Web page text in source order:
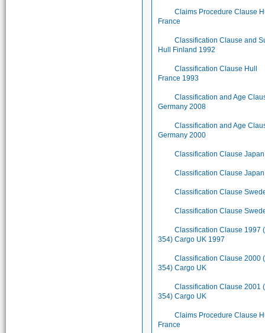
Claims Procedure Clause
France
Classification Clause and
Hull Finland 1992
Classification Clause Hull
France 1993
Classification and Age
Germany 2008
Classification and Age
Germany 2000
Classification Clause
Classification Clause
Classification Clause
Classification Clause
Classification Clause 1997
354) Cargo UK 1997
Classification Clause 2000
354) Cargo UK
Classification Clause 2001
354) Cargo UK
Claims Procedure Clause
France